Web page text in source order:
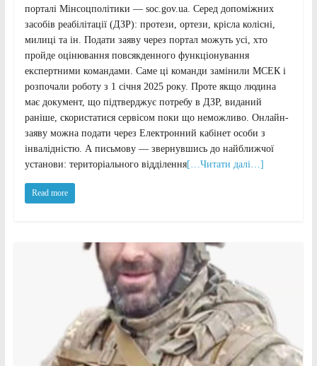
порталі Мінсоцполітики — soc.gov.ua. Серед допоміжних
засобів реабілітації (ДЗР): протези, ортези, крісла колісні,
милиці та ін. Подати заяву через портал можуть усі, хто
пройде оцінювання повсякденного функціонування
експертними командами. Саме ці команди замінили МСЕК і
розпочали роботу з 1 січня 2025 року. Проте якщо людина
має документ, що підтверджує потребу в ДЗР, виданий
раніше, скористатися сервісом поки що неможливо. Онлайн-
заяву можна подати через Електронний кабінет особи з
інвалідністю. А письмову — звернувшись до найближчої
установи: територіального відділення[…Читати далі…]
Read more